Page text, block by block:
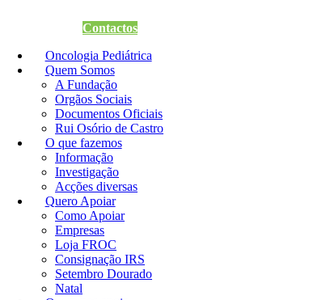
Contactos
Oncologia Pediátrica
Quem Somos
A Fundação
Orgãos Sociais
Documentos Oficiais
Rui Osório de Castro
O que fazemos
Informação
Investigação
Acções diversas
Quero Apoiar
Como Apoiar
Empresas
Loja FROC
Consignação IRS
Setembro Dourado
Natal